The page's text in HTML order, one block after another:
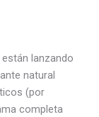
lanzando
natural
(por
completa